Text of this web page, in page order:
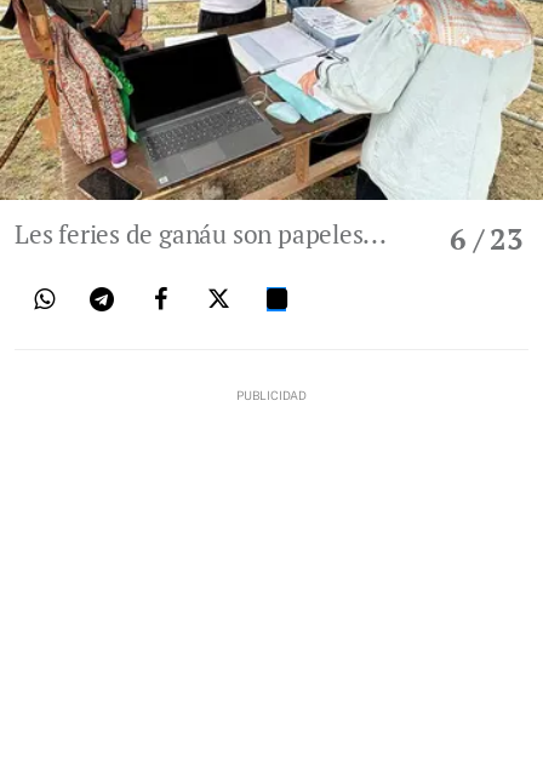
6 / 23
Les feries de ganáu son papeles...